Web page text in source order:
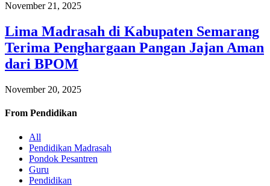
November 21, 2025
Lima Madrasah di Kabupaten Semarang
Terima Penghargaan Pangan Jajan Aman
dari BPOM
November 20, 2025
From Pendidikan
All
Pendidikan Madrasah
Pondok Pesantren
Guru
Pendidikan